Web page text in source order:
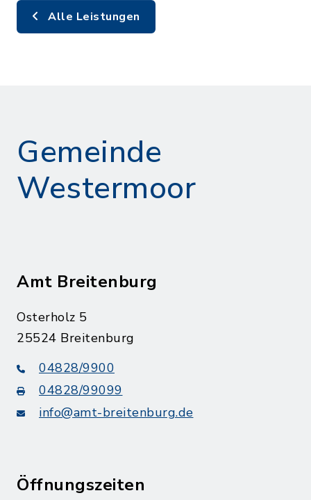
Alle Leistungen
Gemeinde
Westermoor
Amt Breitenburg
Osterholz 5
25524 Breitenburg
04828/9900
04828/99099
info@amt-breitenburg.de
Öffnungszeiten